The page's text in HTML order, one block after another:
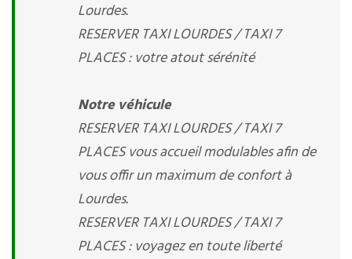
Lourdes.
RESERVER TAXI LOURDES / TAXI 7
PLACES : votre atout sérénité
Notre véhicule
RESERVER TAXI LOURDES / TAXI 7
PLACES vous accueil modulables afin de
vous offir un maximum de confort à
Lourdes.
RESERVER TAXI LOURDES / TAXI 7
PLACES : voyagez en toute liberté